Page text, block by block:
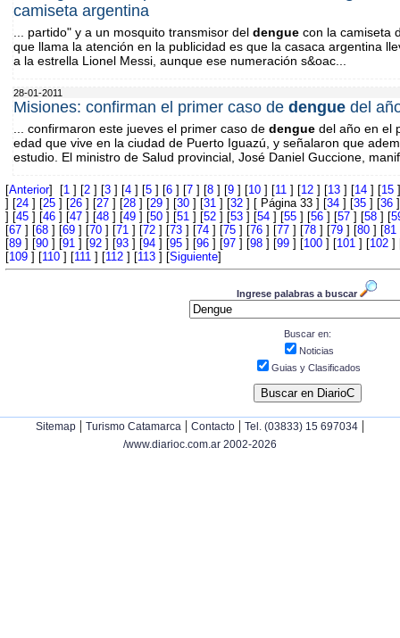
camiseta argentina
... partido" y a un mosquito transmisor del dengue con la camiseta
que llama la atención en la publicidad es que la casaca argentina
a la estrella Lionel Messi, aunque ese numeración s&oac...
28-01-2011
Misiones: confirman el primer caso de dengue del
... confirmaron este jueves el primer caso de dengue del año en el
edad que vive en la ciudad de Puerto Iguazú, y señalaron que
estudio. El ministro de Salud provincial, José Daniel Guccione,
[Anterior] [1 ] [2 ] [3 ] [4 ] [5 ] [6 ] [7 ] [8 ] [9 ] [10 ] [11 ] [12 ] [13 ] [14 ] [15
] [24 ] [25 ] [26 ] [27 ] [28 ] [29 ] [30 ] [31 ] [32 ] [ Página 33 ] [34 ] [35 ] [36
] [45 ] [46 ] [47 ] [48 ] [49 ] [50 ] [51 ] [52 ] [53 ] [54 ] [55 ] [56 ] [57 ] [58 ] [
[67 ] [68 ] [69 ] [70 ] [71 ] [72 ] [73 ] [74 ] [75 ] [76 ] [77 ] [78 ] [79 ] [80 ] [81
[89 ] [90 ] [91 ] [92 ] [93 ] [94 ] [95 ] [96 ] [97 ] [98 ] [99 ] [100 ] [101 ] [102 ]
[109 ] [110 ] [111 ] [112 ] [113 ] [Siguiente]
Ingrese palabras a buscar
Buscar en:
Noticias
Guias y Clasificados
Sitemap | Turismo Catamarca | Contacto | Tel. (03833) 15 697034 |
/www.diarioc.com.ar 2002-2026